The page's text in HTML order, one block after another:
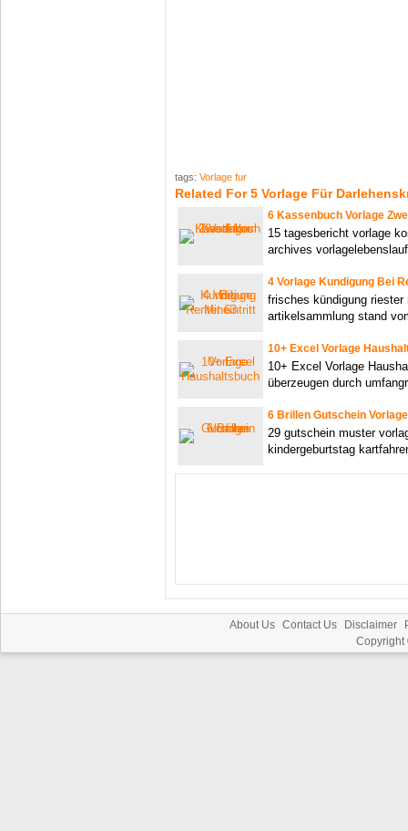
tags: Vorlage fur
Related For 5 Vorlage Für
6 Kassenbuch Vorlage
15 tagesbericht vorlage
archives
4 Vorlage Kundigung Bei
frisches kündigung riester
artikelsammlung stand
10+ Excel Vorlage
10+ Excel Vorlage
überzeugen durch
6 Brillen Gutschein Vorlage
29 gutschein muster
kindergeburtstag
About Us Contact Us Disclaimer